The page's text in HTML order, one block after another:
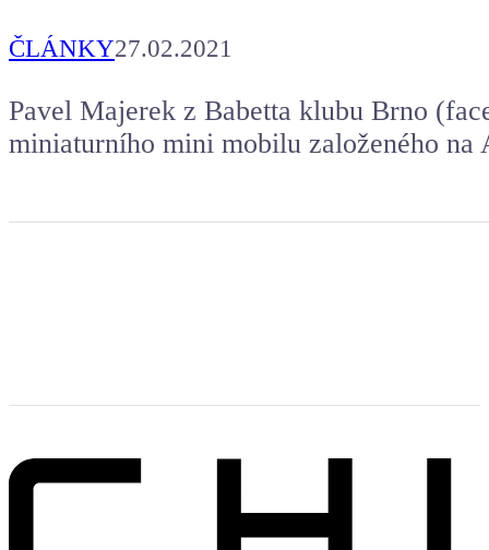
ČLÁNKY27.02.2021
Pavel Majerek z Babetta klubu Brno
miniaturního mini mobilu založeného na